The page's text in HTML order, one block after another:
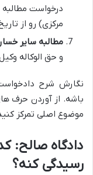
درخواست
مرکزی) رو از
مطالبه سایر
و حق الوکاله
نگارش شرح
باشه. از آوردن حرف
موضوع اصلی تمرکز
دادگاه صالح:
رسیدگی کنه؟